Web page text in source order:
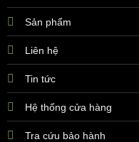
Sản phẩm
Liên hệ
Tin tức
Hệ thống cửa hàng
Tra cứu bảo hành